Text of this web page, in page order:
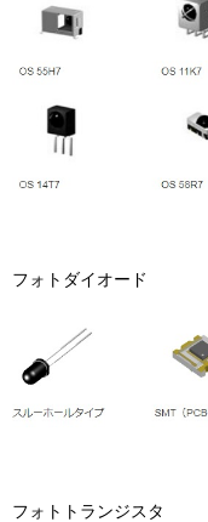
フォトダイオード
フォトトランジスタ